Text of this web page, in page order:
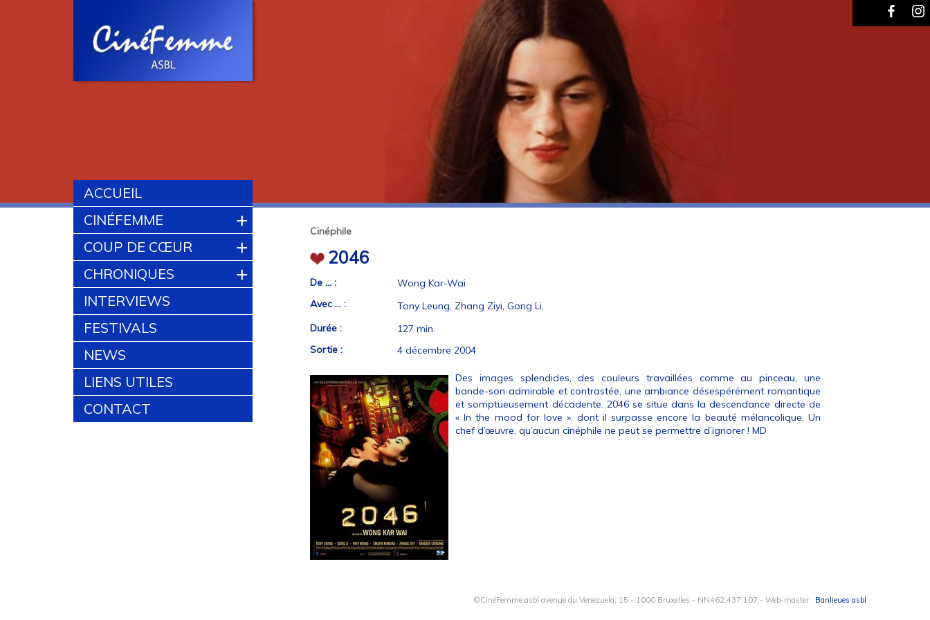
ACCUEIL
CINÉFEMME
+
COUP DE CŒUR +
CHRONIQUES +
INTERVIEWS
FESTIVALS
NEWS
LIENS UTILES
CONTACT
Cinéphile
2046
De ... :
Wong Kar-Wai
Avec ... :
Tony Leung, Zhang Ziyi, Gong Li,
Durée :
127 min.
Sortie :
4 décembre 2004
Des images splendides, des couleurs travaillées comme au pinceau, une
bande-son admirable et contrastée, une ambiance désespérément romantique
et somptueusement décadente. 2046 se situe dans la descendance directe de
« In the mood for love », dont il surpasse encore la beauté mélancolique. Un
chef d’œuvre, qu’aucun cinéphile ne peut se permettre d’ignorer ! MD
©CinéFemme asbl avenue du Venezuela, 15 - 1000 Bruxelles - NN462.437.107 - Web-master : Banlieues asbl